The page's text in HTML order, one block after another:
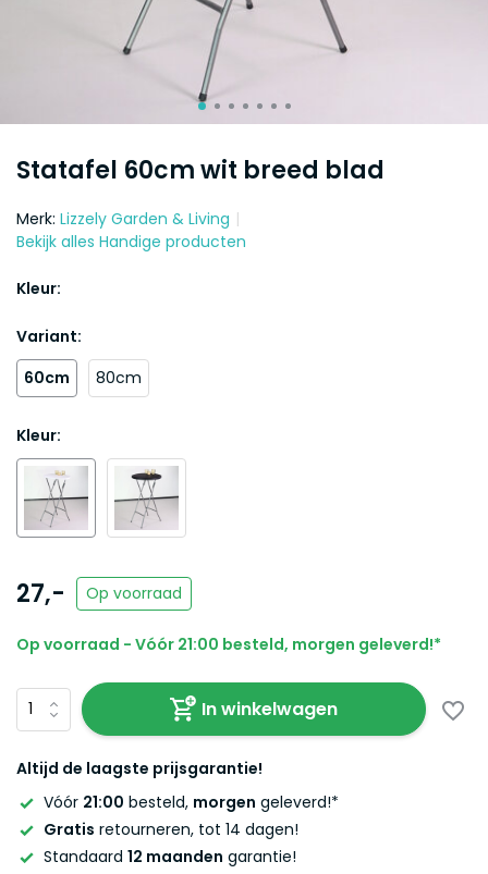
Statafel 60cm wit breed blad
Merk: Lizzely Garden & Living
Bekijk alles Handige producten
Kleur:
Variant:
60cm
80cm
Kleur:
27,- Op voorraad
Op voorraad - Vóór 21:00 besteld, morgen geleverd!*
In winkelwagen
Altijd de laagste prijsgarantie!
Vóór 21:00 besteld, morgen geleverd!*
Gratis retourneren, tot 14 dagen!
Standaard 12 maanden garantie!